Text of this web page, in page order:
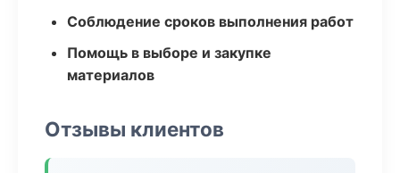
Соблюдение сроков выполнения работ
Помощь в выборе и закупке
материалов
Отзывы клиентов